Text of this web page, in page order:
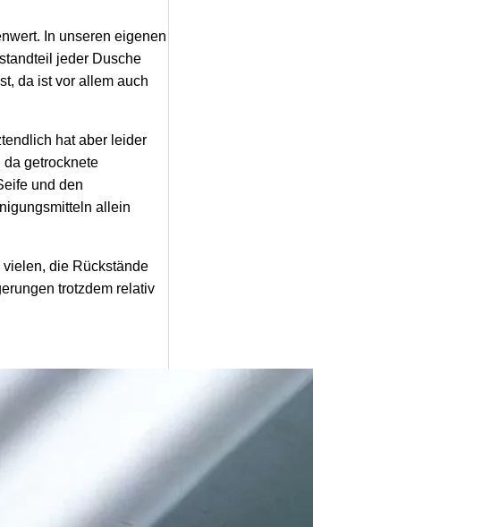
In unseren eigenen
jeder Dusche
da ist vor allem auch
hat aber leider
da getrocknete
und den
allein
die Rückstände
trotzdem relativ